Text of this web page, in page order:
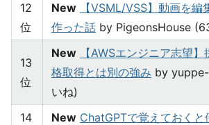
12
位
New
【VSML/VSS】動画を編
作った話 by PigeonsHouse
13
位
New
【AWSエンジニア志望
格取得とは別の強み by
いね)
14
New ChatGPTで覚えておく